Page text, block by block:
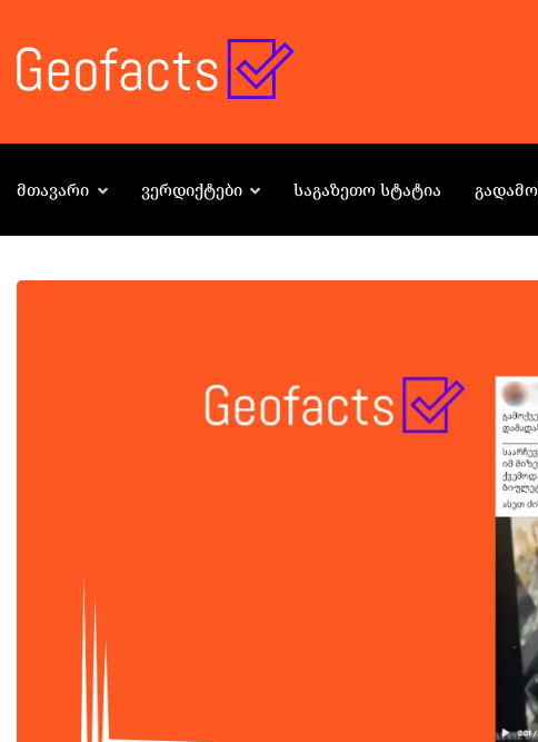
ᲛᲗᲐᲕᲐᲠᲘ ᲕᲔᲠᲓᲘᲥᲢᲔᲑᲘ ᲡᲐᲒᲐᲖᲔᲗᲝ ᲡᲢᲐᲢᲘᲐ